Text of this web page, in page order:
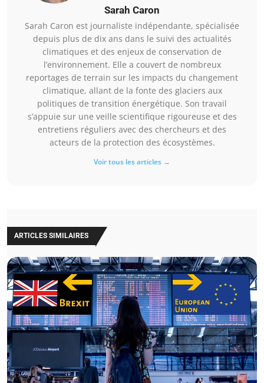
Sarah Caron
Sarah Caron est journaliste indépendante, spécialisée
depuis plus de dix ans dans le suivi des actualités
climatiques et des enjeux de conservation de
l’environnement. Elle a couvert de nombreux
reportages de terrain sur les impacts du changement
climatique, allant de la fonte des glaciers aux
politiques de transition énergétique. Son travail
s’appuie sur une veille scientifique rigoureuse et des
entretiens réguliers avec des chercheurs et des
acteurs de la protection des écosystèmes.
Voir tous les articles →
ARTICLES SIMILAIRES